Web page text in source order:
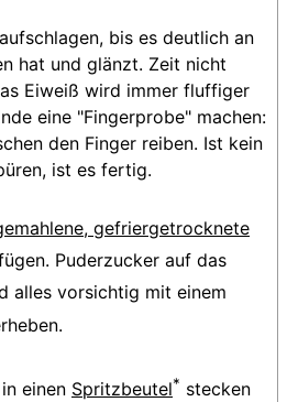
bis es deutlich an
hat und glänzt. Zeit nicht
Eiweiß wird immer fluffiger
eine "Fingerprobe" machen:
den Finger reiben. Ist kein
ist es fertig.
gefriergetrocknete
Puderzucker auf das
alles vorsichtig mit einem
in einen Spritzbeutel* stecken